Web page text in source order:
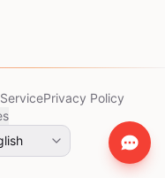
Privacy Policy